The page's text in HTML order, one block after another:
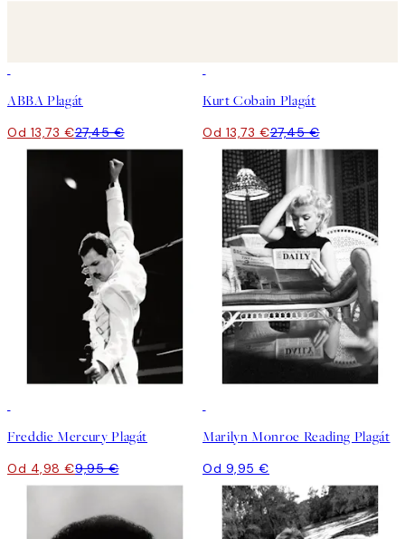
ABBA Plagát
Od 13,73 €27,45 €
Kurt Cobain Plagát
Od 13,73 €27,45 €
Freddie Mercury Plagát
Od 4,98 €9,95 €
Marilyn Monroe Reading Plagát
Od 9,95 €